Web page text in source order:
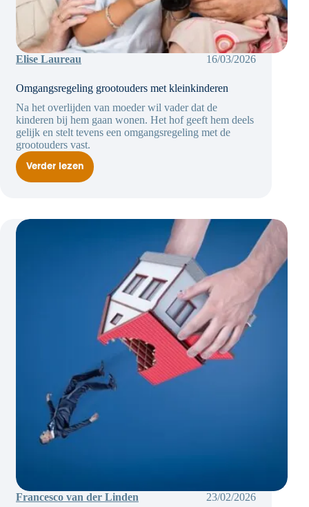
Elise Laureau 16/03/2026
Omgangsregeling grootouders met kleinkinderen
Na het overlijden van moeder wil vader dat de
kinderen bij hem gaan wonen. Het hof geeft hem deels
gelijk en stelt tevens een omgangsregeling met de
grootouders vast.
Verder lezenOmgangsregeling
grootouders
Francesco van der Linden 23/02/2026